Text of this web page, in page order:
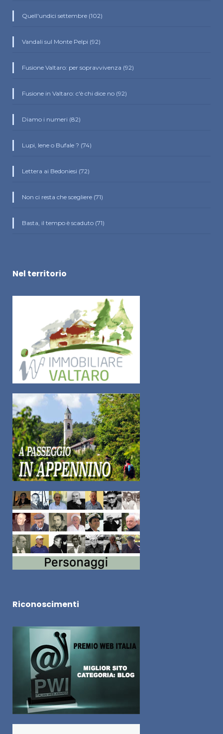
Quell'undici settembre (102)
Vandali sul Monte Pelpi (92)
Fusione Valtaro: per sopravvivenza (92)
Fusione in Valtaro: c'è chi dice no (92)
Diamo i numeri (82)
Lupi, Iene o Bufale ? (74)
Lettera ai Bedoniesi (72)
Non ci resta che scegliere (71)
Basta, il tempo è scaduto (71)
Nel territorio
Riconoscimenti